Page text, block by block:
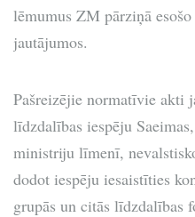
lēmumus ZM pārziņā
jautājumos.
Pašreizējie normatīvie akti
līdzdalības iespēju
ministriju līmenī,
dodot iespēju iesaistīties
grupās un citās līdzdalības